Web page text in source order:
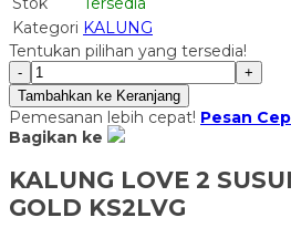
Kategori KALUNG
Tentukan pilihan yang tersedia!
-
+
Tambahkan ke Keranjang
Pemesanan lebih cepat! Pesan
Bagikan ke
KALUNG LOVE 2
GOLD KS2LVG